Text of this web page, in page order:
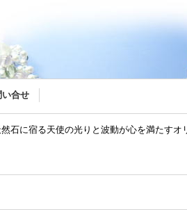
い合せ
に宿る天使の光りと波動が心を満たすオ